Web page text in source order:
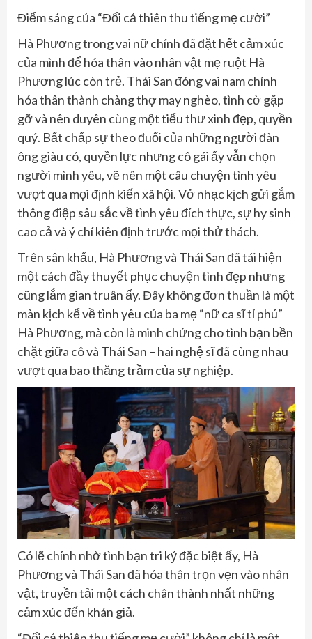
Điểm sáng của “Đổi cả thiên thu tiếng mẹ cười”
Hà Phương trong vai nữ chính đã đặt hết cảm xúc
của mình để hóa thân vào nhân vật mẹ ruột Hà
Phương lúc còn trẻ. Thái San đóng vai nam chính
hóa thân thành chàng thợ may nghèo, tình cờ gặp
gỡ và nên duyên cùng một tiểu thư xinh đẹp, quyền
quý. Bất chấp sự theo đuổi của những người đàn
ông giàu có, quyền lực nhưng cô gái ấy vẫn chọn
người mình yêu, vẽ nên một câu chuyện tình yêu
vượt qua mọi định kiến xã hội. Vở nhạc kịch gửi gắm
thông điệp sâu sắc về tình yêu đích thực, sự hy sinh
cao cả và ý chí kiên định trước mọi thử thách.
Trên sân khấu, Hà Phương và Thái San đã tái hiện
một cách đầy thuyết phục chuyện tình đẹp nhưng
cũng lắm gian truân ấy. Đây không đơn thuần là một
màn kịch kể về tình yêu của ba mẹ “nữ ca sĩ tỉ phú”
Hà Phương, mà còn là minh chứng cho tình bạn bền
chặt giữa cô và Thái San – hai nghệ sĩ đã cùng nhau
vượt qua bao thăng trầm của sự nghiệp.
Có lẽ chính nhờ tình bạn tri kỷ đặc biệt ấy, Hà
Phương và Thái San đã hóa thân trọn vẹn vào nhân
vật, truyền tải một cách chân thành nhất những
cảm xúc đến khán giả.